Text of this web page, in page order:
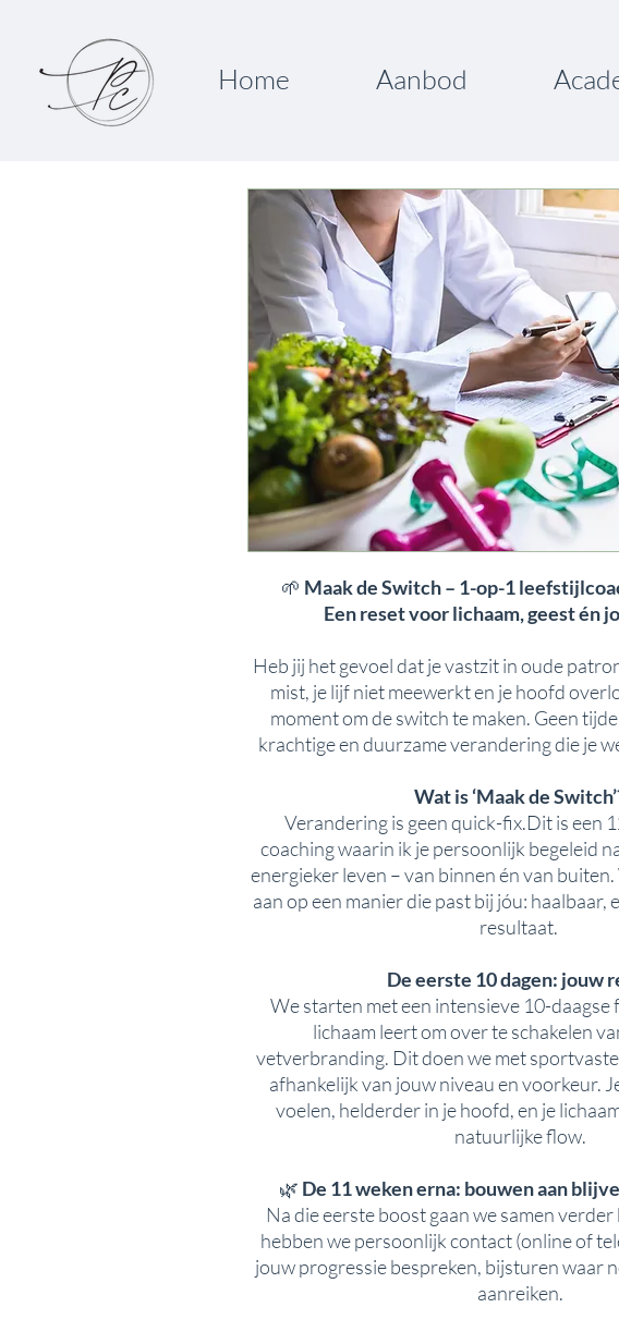
Home Aanbod
🌱 Maak de Switch – 1-op-1
Een reset voor lichaam, geest én
Heb jij het gevoel dat je vastzit in oude
mist, je lijf niet meewerkt en je hoofd
moment om de switch te maken. Geen
krachtige en duurzame verandering die je
Wat is ‘Maak de
Verandering is geen quick-fix.Dit is een
coaching waarin ik je persoonlijk begeleid
energieker leven – van binnen én van
aan op een manier die past bij jóu: haalbaar,
resultaat.
De eerste 10 dagen: jouw
We starten met een intensieve 10-daagse
lichaam leert om over te schakelen
vetverbranding. Dit doen we met
afhankelijk van jouw niveau en voorkeur.
voelen, helderder in je hoofd, en je
natuurlijke flow.
🌿 De 11 weken erna: bouwen aan
Na die eerste boost gaan we samen
hebben we persoonlijk contact (online of
jouw progressie bespreken, bijsturen waar
aanreiken.